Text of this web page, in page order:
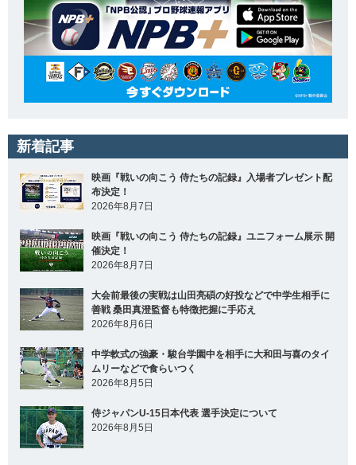
新着記事
映画『戦いの向こう 侍たちの記録』入場者プレゼント配
布決定！
2026年8月7日
映画『戦いの向こう 侍たちの記録』ユニフォーム展示 開
催決定！
2026年8月7日
大会前最後の実戦は山田亮碩の好投などで中学生相手に
善戦 桑田真澄監督も特徴把握に手応え
2026年8月6日
中学軟式の強豪・駿台学園中を相手に大和田与喜のタイ
ムリーなどで食らいつく
2026年8月5日
侍ジャパンU-15日本代表 選手決定について
2026年8月5日